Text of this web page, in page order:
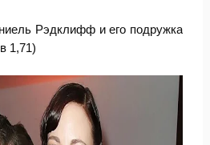
Рэдклифф и его подружка
1,71)